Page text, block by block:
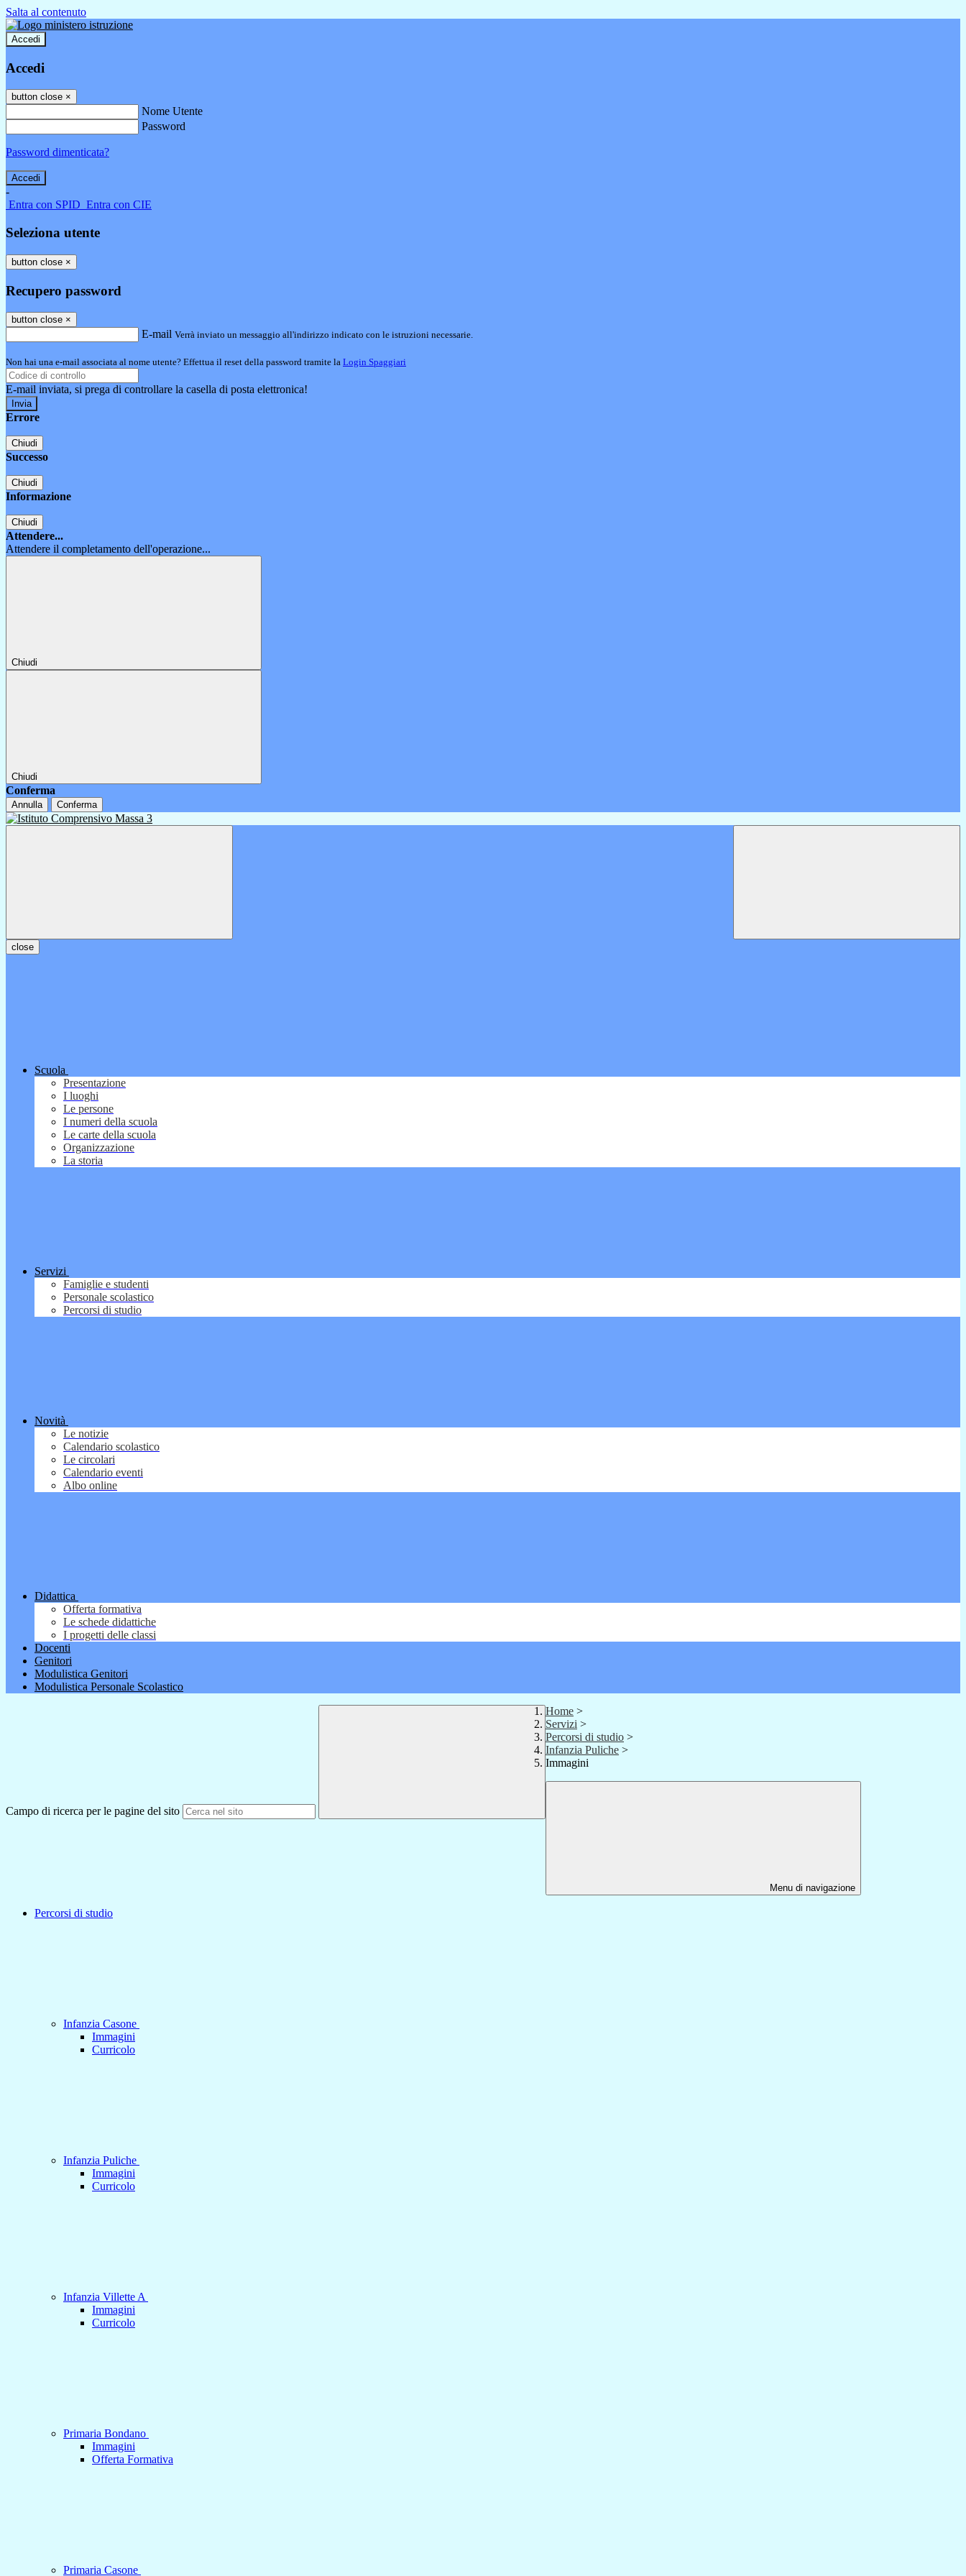
Salta al contenuto
Accedi
Accedi
button close ×
Nome Utente
Password
Password dimenticata?
-
Entra con SPID Entra con CIE
Seleziona utente
button close ×
Recupero password
button close ×
E-mail Verrà inviato un messaggio all'indirizzo indicato con le istruzioni necessarie.
Non hai una e-mail associata al nome utente? Effettua il reset della password tramite la Login Spaggiari
E-mail inviata, si prega di controllare la casella di posta elettronica!
Errore
Chiudi
Successo
Chiudi
Informazione
Chiudi
Attendere...
Attendere il completamento dell'operazione...
Chiudi
Chiudi
Conferma
Annulla Conferma
close
Scuola
Presentazione
I luoghi
Le persone
I numeri della scuola
Le carte della scuola
Organizzazione
La storia
Servizi
Famiglie e studenti
Personale scolastico
Percorsi di studio
Novità
Le notizie
Calendario scolastico
Le circolari
Calendario eventi
Albo online
Didattica
Offerta formativa
Le schede didattiche
I progetti delle classi
Docenti
Genitori
Modulistica Genitori
Modulistica Personale Scolastico
Campo di ricerca per le pagine del sito
Home >
Servizi >
Percorsi di studio >
Infanzia Puliche >
Immagini
Menu di navigazione
Percorsi di studio
Infanzia Casone
Immagini
Curricolo
Infanzia Puliche
Immagini
Curricolo
Infanzia Villette A
Immagini
Curricolo
Primaria Bondano
Immagini
Offerta Formativa
Primaria Casone